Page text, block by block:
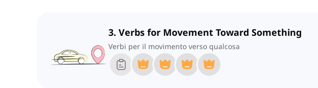
3. Verbs for Movement Toward Something
Verbi per il movimento verso qualcosa